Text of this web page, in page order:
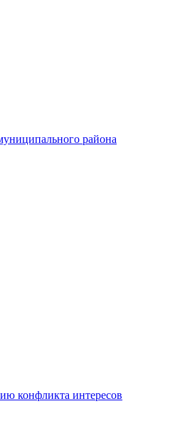
района
конфликта интересов